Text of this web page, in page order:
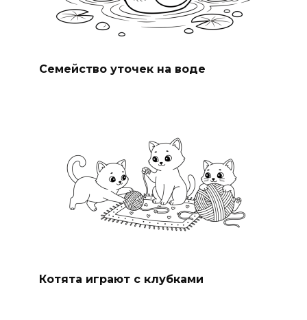
Семейство уточек на воде
Котята играют с клубками